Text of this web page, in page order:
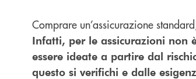
Comprare un’assicurazione
Infatti, per le assicurazioni non
essere ideate a partire dal
questo si verifichi e dalle